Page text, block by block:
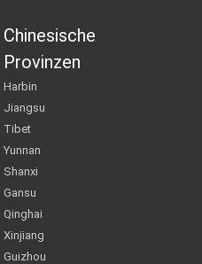
Chinesische
Provinzen
Harbin
Jiangsu
Tibet
Yunnan
Shanxi
Gansu
Qinghai
Xinjiang
Guizhou